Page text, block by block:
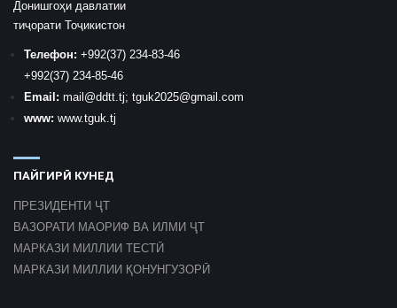
Донишгоҳи давлатии
тиҷорати Тоҷикистон
Телефон: +992(37) 234-83-46
+992(37) 234-85-46
Email: mail @ddtt.tj; tguk2025@gmail.com
www: www.tguk.tj
ПАЙГИРӢ КУНЕД
ПРЕЗИДЕНТИ ҶТ
ВАЗОРАТИ МАОРИФ ВА ИЛМИ ҶТ
МАРКАЗИ МИЛЛИИ ТЕСТӢ
МАРКАЗИ МИЛЛИИ ҚОНУНГУЗОРӢ